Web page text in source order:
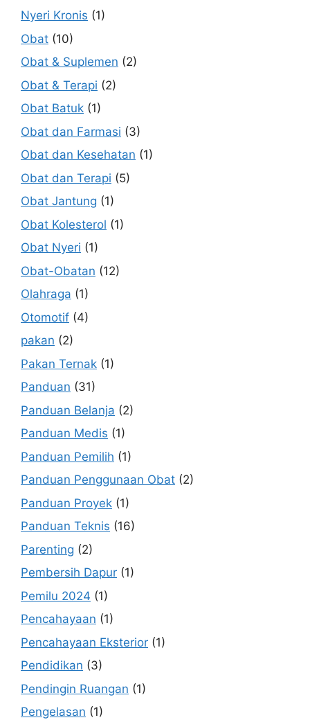
Nyeri Kronis (1)
Obat (10)
Obat & Suplemen (2)
Obat & Terapi (2)
Obat Batuk (1)
Obat dan Farmasi (3)
Obat dan Kesehatan (1)
Obat dan Terapi (5)
Obat Jantung (1)
Obat Kolesterol (1)
Obat Nyeri (1)
Obat-Obatan (12)
Olahraga (1)
Otomotif (4)
pakan (2)
Pakan Ternak (1)
Panduan (31)
Panduan Belanja (2)
Panduan Medis (1)
Panduan Pemilih (1)
Panduan Penggunaan Obat (2)
Panduan Proyek (1)
Panduan Teknis (16)
Parenting (2)
Pembersih Dapur (1)
Pemilu 2024 (1)
Pencahayaan (1)
Pencahayaan Eksterior (1)
Pendidikan (3)
Pendingin Ruangan (1)
Pengelasan (1)